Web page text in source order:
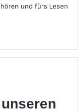
und fürs Lesen